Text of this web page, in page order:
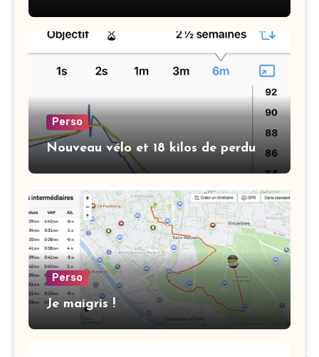
Perso
Nouveau vélo et 18 kilos de perdu
Perso
Je maigris !